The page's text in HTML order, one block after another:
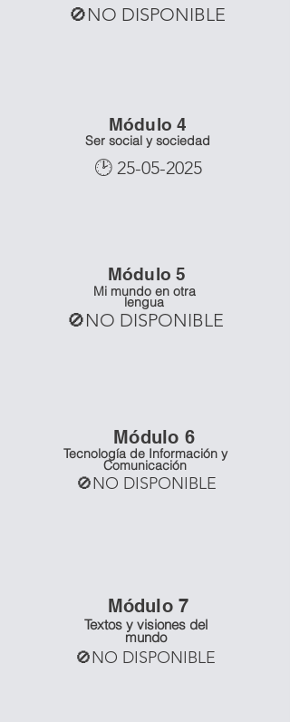
🚫NO DISPONIBLE
Módulo 4
Ser social y sociedad
🕑 25-05-2025
Módulo 5
Mi mundo en otra
lengua
🚫NO DISPONIBLE
Tecnología de Información y
Comunicación
Módulo 6
🚫NO DISPONIBLE
Módulo 7
Textos y visiones del
mundo
🚫NO DISPONIBLE